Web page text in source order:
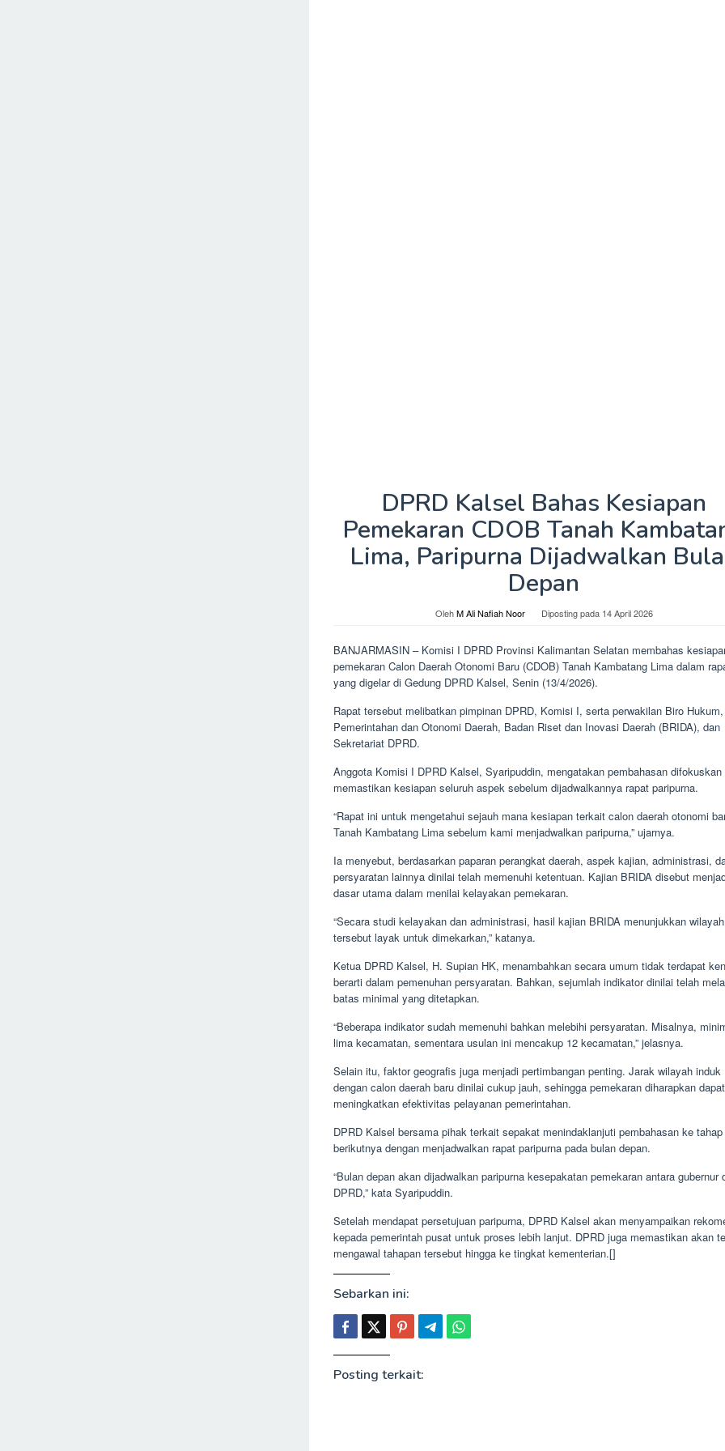
DPRD Kalsel Bahas Kesiapan
Pemekaran CDOB Tanah
Lima, Paripurna Dijadwalkan
Depan
OlehM Ali Nafiah Noor Diposting pada 14 April 2026
BANJARMASIN – Komisi I DPRD Provinsi Kalimantan Selatan membahas
pemekaran Calon Daerah Otonomi Baru (CDOB) Tanah Kambatang Lima dalam
yang digelar di Gedung DPRD Kalsel, Senin (13/4/2026).
Rapat tersebut melibatkan pimpinan DPRD, Komisi I, serta perwakilan Biro
Pemerintahan dan Otonomi Daerah, Badan Riset dan Inovasi Daerah (BRIDA), dan
Sekretariat DPRD.
Anggota Komisi I DPRD Kalsel, Syaripuddin, mengatakan pembahasan
memastikan kesiapan seluruh aspek sebelum dijadwalkannya rapat paripurna.
“Rapat ini untuk mengetahui sejauh mana kesiapan terkait calon daerah otonomi
Tanah Kambatang Lima sebelum kami menjadwalkan paripurna,” ujarnya.
Ia menyebut, berdasarkan paparan perangkat daerah, aspek kajian, administrasi,
persyaratan lainnya dinilai telah memenuhi ketentuan. Kajian BRIDA disebut
dasar utama dalam menilai kelayakan pemekaran.
“Secara studi kelayakan dan administrasi, hasil kajian BRIDA menunjukkan wilayah
tersebut layak untuk dimekarkan,” katanya.
Ketua DPRD Kalsel, H. Supian HK, menambahkan secara umum tidak terdapat
berarti dalam pemenuhan persyaratan. Bahkan, sejumlah indikator dinilai telah
batas minimal yang ditetapkan.
“Beberapa indikator sudah memenuhi bahkan melebihi persyaratan. Misalnya,
lima kecamatan, sementara usulan ini mencakup 12 kecamatan,” jelasnya.
Selain itu, faktor geografis juga menjadi pertimbangan penting. Jarak wilayah induk
dengan calon daerah baru dinilai cukup jauh, sehingga pemekaran diharapkan dapat
meningkatkan efektivitas pelayanan pemerintahan.
DPRD Kalsel bersama pihak terkait sepakat menindaklanjuti pembahasan ke tahap
berikutnya dengan menjadwalkan rapat paripurna pada bulan depan.
“Bulan depan akan dijadwalkan paripurna kesepakatan pemekaran antara gubernur
DPRD,” kata Syaripuddin.
Setelah mendapat persetujuan paripurna, DPRD Kalsel akan menyampaikan
kepada pemerintah pusat untuk proses lebih lanjut. DPRD juga memastikan akan
mengawal tahapan tersebut hingga ke tingkat kementerian.[]
Sebarkan ini:
Posting terkait: